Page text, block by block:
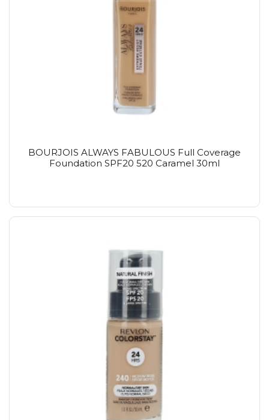
BOURJOIS ALWAYS FABULOUS Full Coverage
Foundation SPF20 520 Caramel 30ml